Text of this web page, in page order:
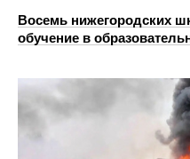
Восемь нижегородских
обучение в